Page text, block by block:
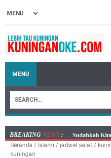
MENU
BREAKING NEWS :
Info Sembako
Agustus
Beranda / Islami / jadwal salat /
kuningan